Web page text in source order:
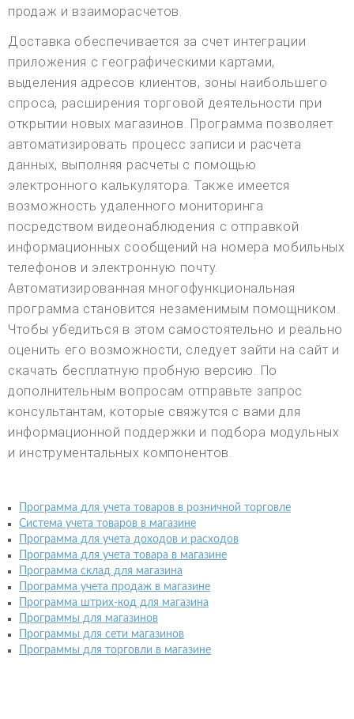
продаж и взаиморасчетов.
Доставка обеспечивается за счет интеграции
приложения с географическими картами,
выделения адресов клиентов, зоны наибольшего
спроса, расширения торговой деятельности при
открытии новых магазинов. Программа позволяет
автоматизировать процесс записи и расчета
данных, выполняя расчеты с помощью
электронного калькулятора. Также имеется
возможность удаленного мониторинга
посредством видеонаблюдения с отправкой
информационных сообщений на номера мобильных
телефонов и электронную почту.
Автоматизированная многофункциональная
программа становится незаменимым помощником.
Чтобы убедиться в этом самостоятельно и реально
оценить его возможности, следует зайти на сайт и
скачать бесплатную пробную версию. По
дополнительным вопросам отправьте запрос
консультантам, которые свяжутся с вами для
информационной поддержки и подбора модульных
и инструментальных компонентов.
Программа для учета товаров в розничной торговле
Система учета товаров в магазине
Программа для учета доходов и расходов
Программа для учета товара в магазине
Программа склад для магазина
Программа учета продаж в магазине
Программа штрих-код для магазина
Программы для магазинов
Программы для сети магазинов
Программы для торговли в магазине